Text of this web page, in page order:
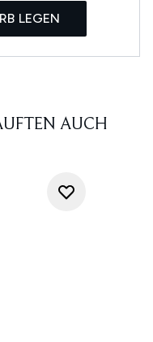
LEGEN
AUCH